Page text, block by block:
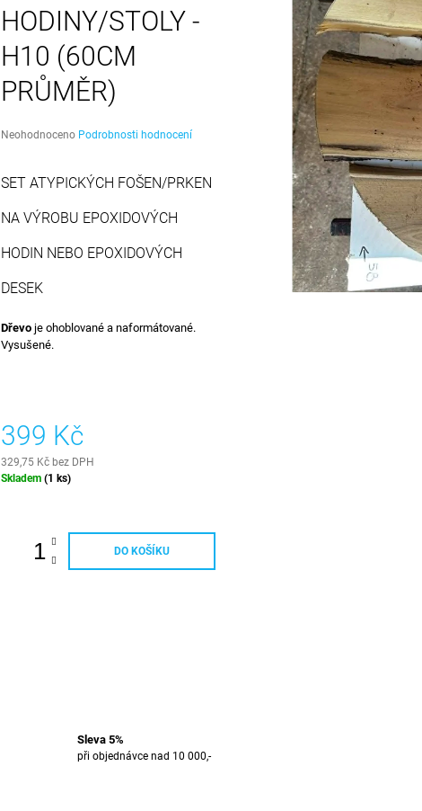
HODINY/STOLY -
H10 (60CM
PRŮMĚR)
Průměrné
je
z
hvězdiček.
Neohodnoceno Podrobnosti hodnocení
SET ATYPICKÝCH FOŠEN/PRKEN
NA VÝROBU EPOXIDOVÝCH
HODIN NEBO EPOXIDOVÝCH
DESEK
Dřevo je ohoblované a naformátované.
Vysušené.
399 Kč
329,75 Kč bez DPH
Měrná
Skladem (1 ks)
DO KOŠÍKU
Sleva 5%
při objednávce nad 10 000,-
2 349 Kč
6 600 Kč